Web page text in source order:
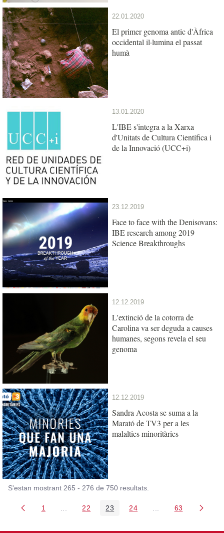
22.01.2020
El primer genoma antic d'Àfrica
occidental il·lumina el passat
humà
13.01.2020
L'IBE s'integra a la Xarxa
d'Unitats de Cultura Científica i
de la Innovació (UCC+i)
23.12.2019
Face to face with the Denisovans:
IBE research among 2019
Science Breakthroughs
12.12.2019
L'extinció de la cotorra de
Carolina va ser deguda a causes
humanes, segons revela el seu
genoma
12.12.2019
Sandra Acosta se suma a la
Marató de TV3 per a les
malalties minoritàries
S'estan mostrant 265 - 276 de 750 resultats.
Pàgina
1 Pàgines intermèdies Utilitzeu TAB per navegar.
Pàgina
22 Pàgina
23 Pàgina
24 PàginesPàgina
63